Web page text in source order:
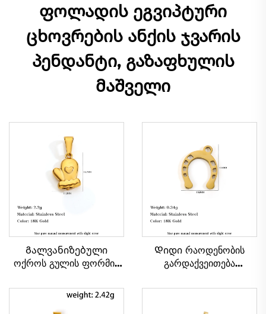
ფოლადის ეგვიპტური
ცხოვრების ანქის ჯვარის
პენდანტი, გაზაფხულის
მაშველი
Გალვანიზებული
ოქროს გულის ფორმის
ქვედით, სამკაულების
დამზადების აქსესუარები
Დიდი რაოდენობის
გარდაქვეითება
ნათესლის ფორმის